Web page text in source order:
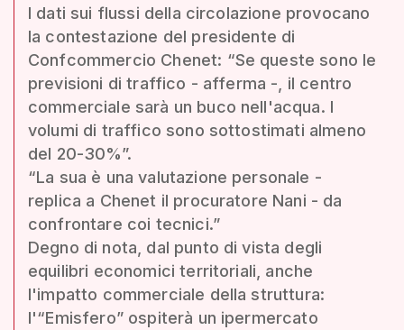
I dati sui flussi della circolazione provocano
la contestazione del presidente di
Confcommercio Chenet: “Se queste sono le
previsioni di traffico - afferma -, il centro
commerciale sarà un buco nell'acqua. I
volumi di traffico sono sottostimati almeno
del 20-30%”.
“La sua è una valutazione personale -
replica a Chenet il procuratore Nani - da
confrontare coi tecnici.”
Degno di nota, dal punto di vista degli
equilibri economici territoriali, anche
l'impatto commerciale della struttura:
l'“Emisfero” ospiterà un ipermercato